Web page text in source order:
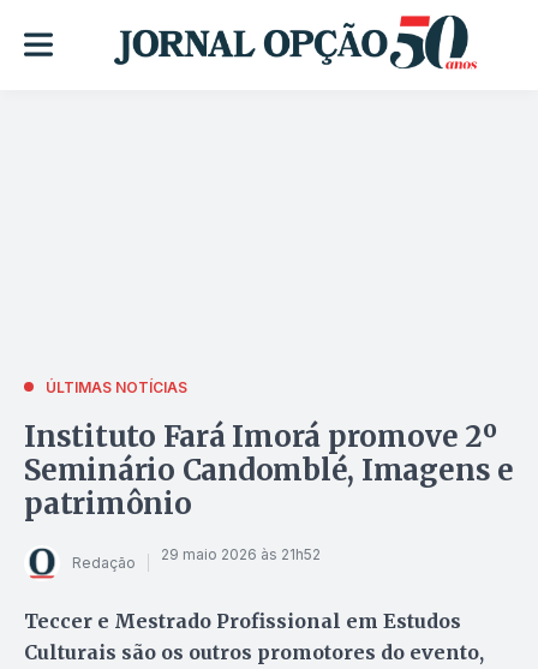
ÚLTIMAS NOTÍCIAS
Instituto Fará Imorá promove 2º
Seminário Candomblé, Imagens e
patrimônio
Redação 29 maio 2026 às 21h52
Teccer e Mestrado Profissional em Estudos
Culturais são os outros promotores do evento,